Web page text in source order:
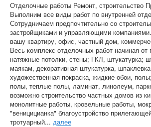
Отделочные работы Ремонт, строительство
Выполним все виды работ по внутренней
Сотрудничаем предпочтительно со
застройщиками и управляющими
вашу квартиру, офис, частный дом,
Весь комплекс отделочных работ начиная от
натяжные потолки, стены; ГКЛ, штукатурка;
маякам, декоративная штукатурка,
художественная покраска, жидкие обои,
полы, теплые полы, ламинат, линолеум,
возможно строительство частных домов из
монолитные работы, кровельные работы,
"веницицианка" благоустройство
тротуарный... далее